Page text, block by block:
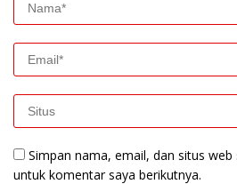
Simpan nama, email, dan situs
untuk komentar saya berikutnya.